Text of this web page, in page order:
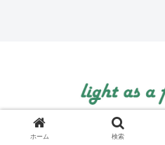
© 1999 light
ホーム 検索